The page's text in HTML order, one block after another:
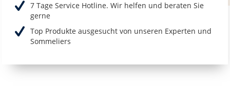
7 Tage Service Hotline. Wir helfen und beraten Sie
gerne
Top Produkte ausgesucht von unseren Experten und
Sommeliers